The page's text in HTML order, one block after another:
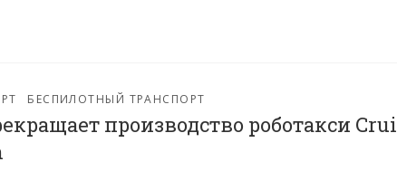
БЕСПИЛОТНЫЙ ТРАНСПОРТ
производство роботакси